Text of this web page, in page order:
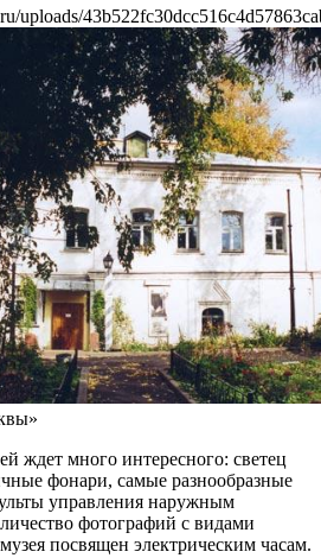
uploads/
ждет много интересного: светец
фонари, самые разнообразные
управления наружным
фотографий с видами
посвящен электрическим часам.